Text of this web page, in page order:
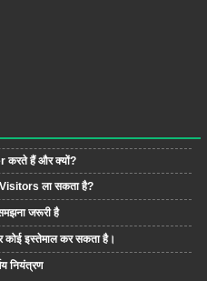
करते हैं और क्यों?
ला सकता है?
जरूरी है
कोई इस्तेमाल कर सकता है।
नियंत्रण